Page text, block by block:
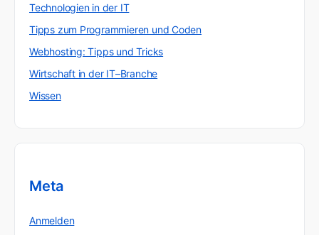
Technologien in der IT
Tipps zum Programmieren und Coden
Webhosting: Tipps und Tricks
Wirtschaft in der IT–Branche
Wissen
Meta
Anmelden